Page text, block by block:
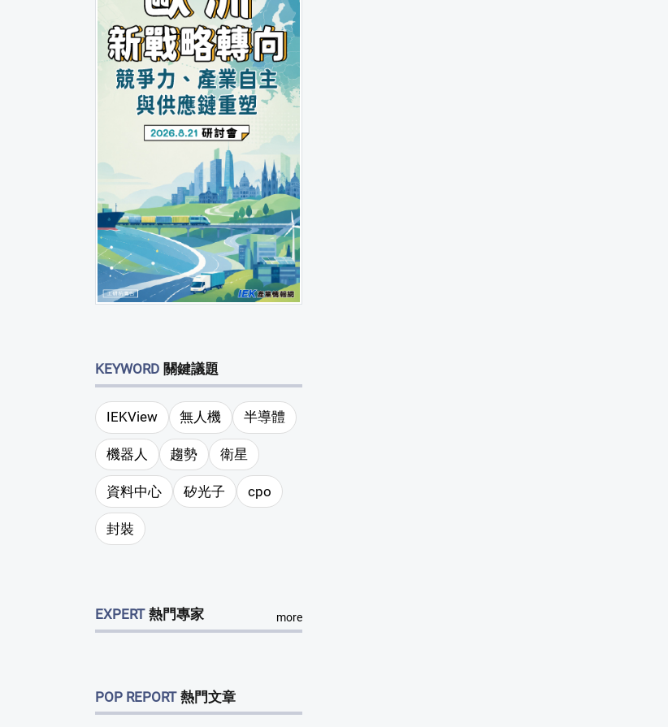
KEYWORD 關鍵議題
IEKView 無人機 半導體
機器人 趨勢 衛星
資料中心 矽光子 cpo
封裝
EXPERT 熱門專家 more
POP REPORT 熱門文章